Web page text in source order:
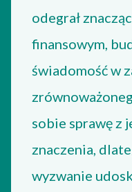
odegrał
finansowym,
świadomość w
sobie sprawę z
znaczenia,
wyzwanie